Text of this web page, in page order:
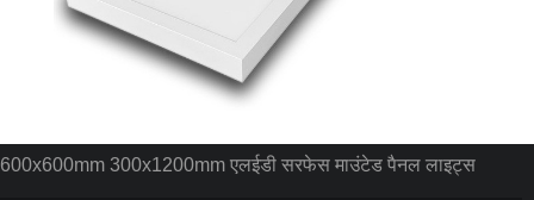
600x600mm 300x1200mm एलईडी सरफेस माउंटेड पैनल लाइट्स